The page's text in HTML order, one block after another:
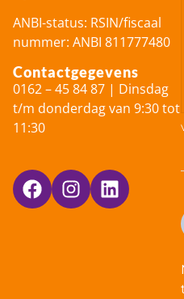
ANBI-status: RSIN/fiscaal
nummer: ANBI 811777480
Contactgegevens
0162 – 45 84 87 | Dinsdag
t/m donderdag van 9:30 tot
11:30